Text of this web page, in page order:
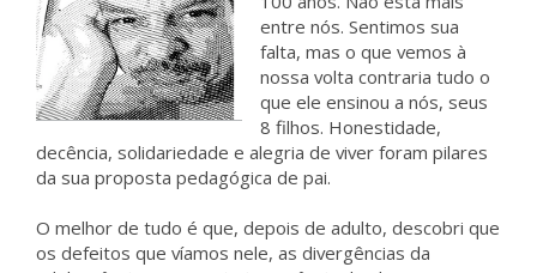
entre nós. Sentimos sua
falta, mas o que vemos à
nossa volta contraria tudo o
que ele ensinou a nós, seus
8 filhos. Honestidade,
decência, solidariedade e alegria de viver foram pilares
da sua proposta pedagógica de pai.
O melhor de tudo é que, depois de adulto, descobri que
os defeitos que víamos nele, as divergências da